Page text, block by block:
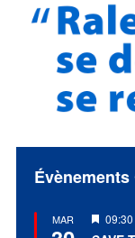
MAR
Mis
en
09:30